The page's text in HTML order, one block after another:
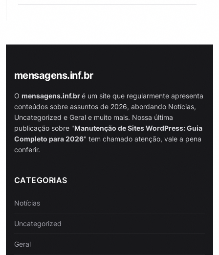
mensagens.inf.br
O mensagens.inf.bré um site que regularmente apresenta
conteúdos sobre assuntos de 2026, abordando Notícias,
Uncategorized e Geral e muito mais. Nossa última
publicação sobre "Manutenção de Sites WordPress: Guia
Completo para 2026" tem chamado atenção, vale a pena
conferir.
CATEGORIAS
Notícias
Uncategorized
Geral